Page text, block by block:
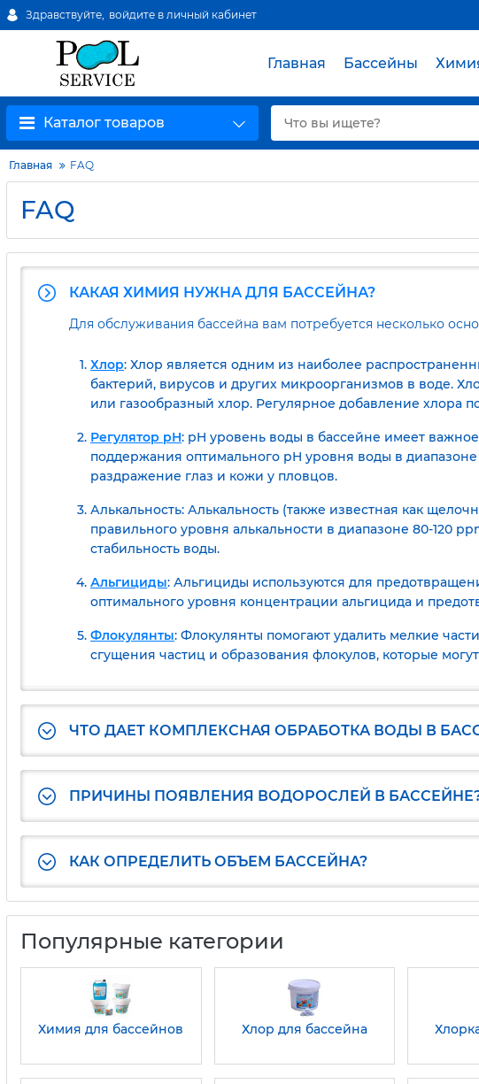
Здравствуйте, войдите в личный кабинет
Главная Бассейны
Каталог товаров
Главная FAQ
FAQ
КАКАЯ ХИМИЯ НУЖНА ДЛЯ БАССЕЙНА?
Для обслуживания бассейна вам потребуется несколько
Хлор: Хлор является одним из наиболее
бактерий, вирусов и других микроорганизмов в воде.
или газообразный хлор. Регулярное добавление хлора
Регулятор pH: pH уровень воды в бассейне имеет
поддержания оптимального pH уровня воды в
раздражение глаз и кожи у пловцов.
Алькальность: Алькальность (также известная как
правильного уровня алькальности в диапазоне 80-120
стабильность воды.
Альгициды: Альгициды используются для
оптимального уровня концентрации альгицида и
Флокулянты: Флокулянты помогают удалить мелкие
сгущения частиц и образования флокулов, которые
ЧТО ДАЕТ КОМПЛЕКСНАЯ ОБРАБОТКА ВОДЫ В
ПРИЧИНЫ ПОЯВЛЕНИЯ ВОДОРОСЛЕЙ В
КАК ОПРЕДЕЛИТЬ ОБЪЕМ БАССЕЙНА?
Популярные категории
Химия для бассейнов Хлор для бассейна